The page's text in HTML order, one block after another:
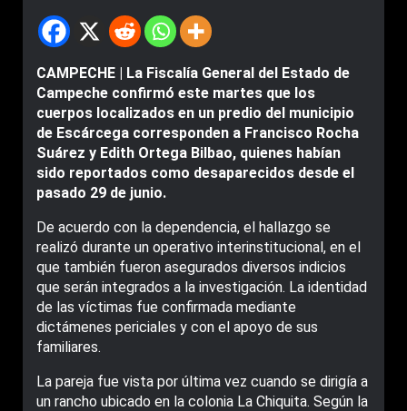
CAMPECHE | La Fiscalía General del Estado de
Campeche confirmó este martes que los
cuerpos localizados en un predio del municipio
de Escárcega corresponden a Francisco Rocha
Suárez y Edith Ortega Bilbao, quienes habían
sido reportados como desaparecidos desde el
pasado 29 de junio.
De acuerdo con la dependencia, el hallazgo se
realizó durante un operativo interinstitucional, en el
que también fueron asegurados diversos indicios
que serán integrados a la investigación. La identidad
de las víctimas fue confirmada mediante
dictámenes periciales y con el apoyo de sus
familiares.
La pareja fue vista por última vez cuando se dirigía a
un rancho ubicado en la colonia La Chiquita. Según la